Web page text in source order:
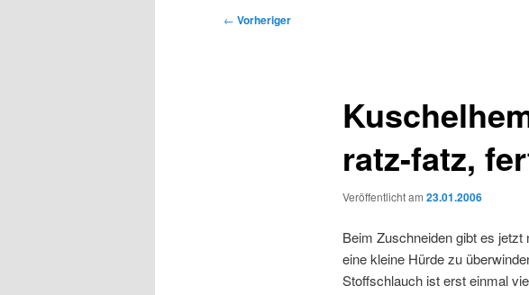
Beitragsnavigation
← Vorheriger
ratz-fatz,
Veröffentlicht am 23.01.2006
Beim Zuschneiden gibt es jetzt
eine kleine Hürde zu
Stoffschlauch ist erst einmal